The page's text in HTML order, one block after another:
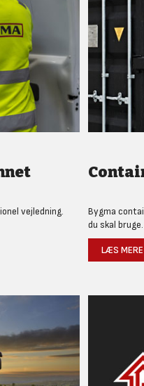
vejledning.
Bygma
du skal bruge.
LÆS MERE